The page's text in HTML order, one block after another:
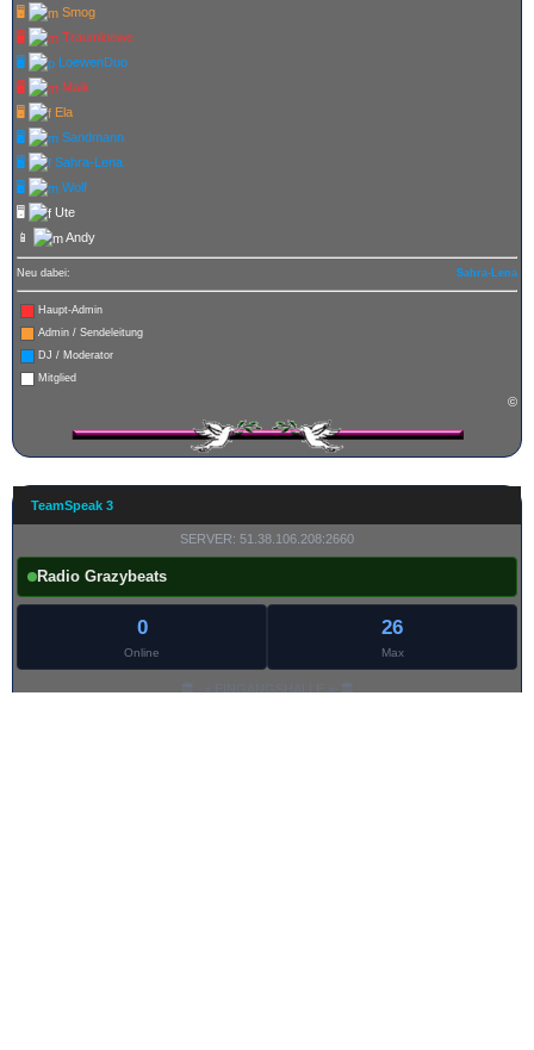
🖥️
Smog
🖥️
Traumloewe
🖥️
LoewenDuo
🖥️
Maik
🖥️
Ela
🖥️
Sandmann
🖥️
Sahra-Lena
🖥️
Wolf
🖥️
Ute
📱
Andy
Neu dabei: Sahra-Lena
Haupt-Admin
Admin / Sendeleitung
DJ / Moderator
Mitglied
©
TeamSpeak 3
SERVER: 51.38.106.208:2660
Radio Grazybeats
0
Online
26
Max
🏛️ -= EINGANGSHALLE =-🏛️